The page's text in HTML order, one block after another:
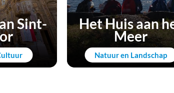
Sint-
Natuur en Landschap
Het Huis aan
Meer